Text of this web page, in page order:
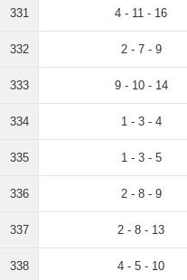
331 4 - 11 - 16
332 2 - 7 - 9
333 9 - 10 - 14
334 1 - 3 - 4
335 1 - 3 - 5
336 2 - 8 - 9
337 2 - 8 - 13
338 4 - 5 - 10